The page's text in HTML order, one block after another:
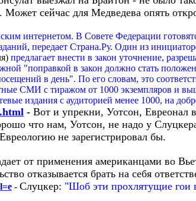
Может сейчас для Медведева опять
интернетом. В Совете Федерации
передает Страна.Ру. Один из
предлагает внести в закон уточнение,
"поправкой в закон должно стать
в день". По его словам, это
СМИ с тиражом от 1000 экземпляров и
издания с аудиторией менее 1000, на
- Вот и упрекни, Уотсон, Евреонал
что нам, Уотсон, не надо у
не зарегистрировал бы.
от применения американцами во
отказывается брать на себя
- Слуцкер: "Шоб эти прохлятущие гои